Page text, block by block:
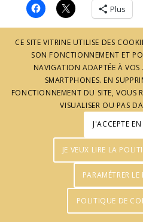
Plus
© J'aime l'Ardèche - Réalisation :
CE SITE VITRINE UTILISE DES
SON FONCTIONNEMENT ET
NAVIGATION ADAPTÉE À VOS
SMARTPHONES. EN
FONCTIONNEMENT DU SITE, VOUS
VISUALISER OU PAS
J'ACCEPTE
JE VEUX LIRE LA
PARAMÉTRER
POLITIQUE DE